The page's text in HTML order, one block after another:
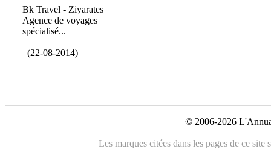
Bk Travel - Ziyarates
Agence de voyages
spécialisé...
(22-08-2014)
© 2006-2026
Les marques citées dans les pages de ce